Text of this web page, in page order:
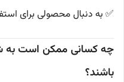
✅ به دنبال محصولی برای
چه کسانی ممکن است به
باشند؟